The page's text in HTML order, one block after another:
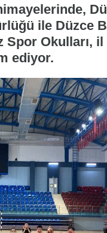
ile Düzce
Spor Okulları,
ediyor.